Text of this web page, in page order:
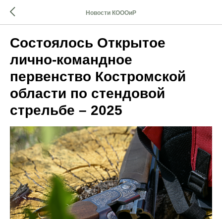
Новости КОООиР
Состоялось Открытое
лично-командное
первенство Костромской
области по стендовой
стрельбе – 2025